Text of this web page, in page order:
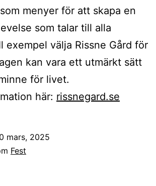
menyer för att skapa en
som talar till alla
exempel välja Rissne Gård för
kan vara ett utmärkt sätt
för livet.
här: rissnegard.se
mars, 2025
Fest